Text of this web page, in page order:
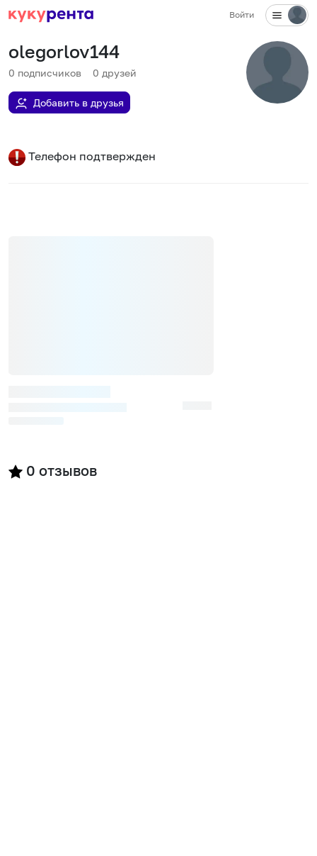
Войти
olegorlov144
0 подписчиков 0 друзей
Добавить в друзья
Телефон подтвержден
0 отзывов